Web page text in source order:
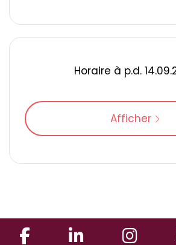
Horaire à p.d.
Afficher